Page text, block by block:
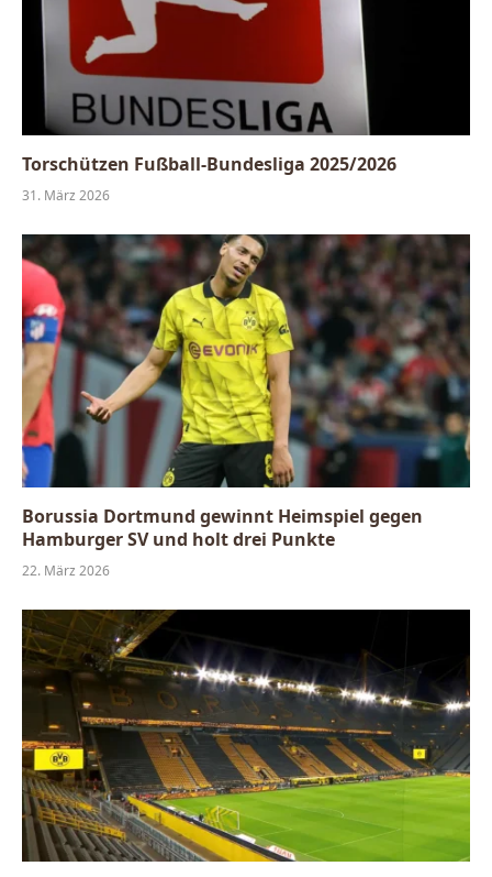
Torschützen Fußball-Bundesliga 2025/2026
31. März 2026
Borussia Dortmund gewinnt Heimspiel gegen
Hamburger SV und holt drei Punkte
22. März 2026